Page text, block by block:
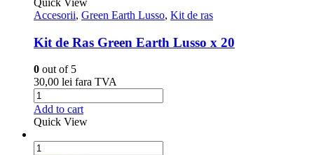
Quick View
Accesorii, Green Earth Lusso, Kit de ras
Kit de Ras Green Earth Lusso x 20
0 out of 5
30,00 lei fara TVA
Add to cart
Quick View